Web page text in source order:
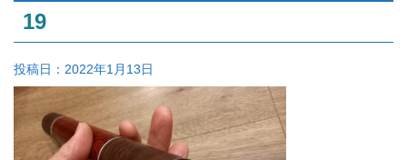
19
投稿日： 2022年1月13日